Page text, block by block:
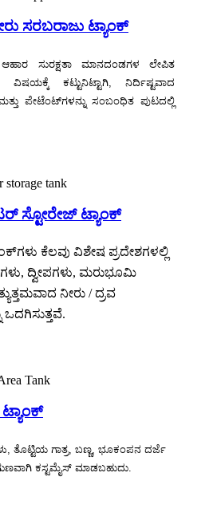
ಸರಬರಾಜು ಟ್ಯಾಂಕ್
ಆಹಾರ ಸುರಕ್ಷತಾ ಮಾನದಂಡಗಳ ಲೇಪಿತ
ಕಟ್ಟುನಿಟ್ಟಾಗಿ, ನಿರ್ದಿಷ್ಟವಾದ
ಪೇಟೆಂಟ್‌ಗಳನ್ನು ಸಂಬಂಧಿತ ಪುಟದಲ್ಲಿ
ಸ್ಟೋರೇಜ್ ಟ್ಯಾಂಕ್
ಕೆಲವು ವಿಶೇಷ ಪ್ರದೇಶಗಳಲ್ಲಿ
ದ್ವೀಪಗಳು, ಮರುಭೂಮಿ
ನೀರು / ದ್ರವ
ತೊಟ್ಟಿಯ ಗಾತ್ರ, ಬಣ್ಣ, ಭೂಕಂಪನ ದರ್ಜೆ
ಕಸ್ಟಮೈಸ್ ಮಾಡಬಹುದು.